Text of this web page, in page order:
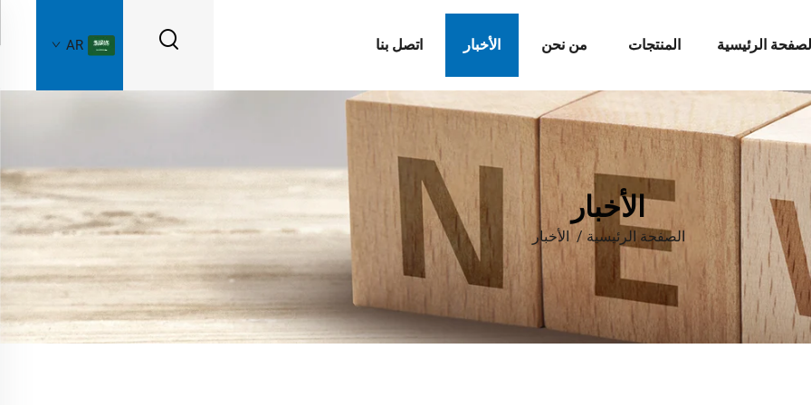
الرئيسية المنتجات من نحن الأخبار اتصل بنا AR
الأخبار
الصفحة الرئيسية /الأخبار